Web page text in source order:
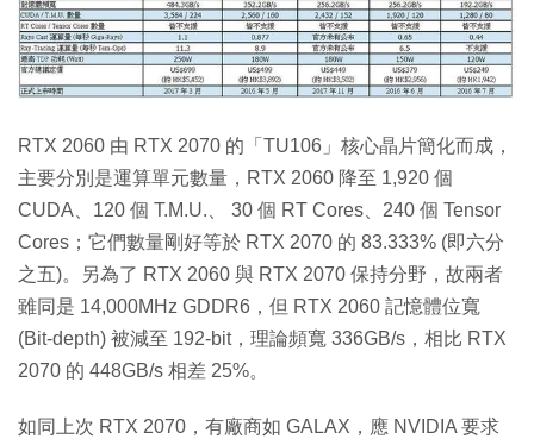
RTX 2060 由 RTX 2070 的「TU106」核心晶片簡化而成，
主要分別是運算單元數量，RTX 2060 降至 1,920 個
CUDA、120 個 T.M.U.、 30 個 RT Cores、240 個 Tensor
Cores；它們數量剛好等於 RTX 2070 的 83.333% (即六分
之五)。另為了 RTX 2060 與 RTX 2070 保持分野，故兩者
雖同是 14,000MHz GDDR6，但 RTX 2060 記憶體位寬
(Bit-depth) 被減至 192-bit，理論頻寬 336GB/s，相比 RTX
2070 的 448GB/s 相差 25%。
如同上次 RTX 2070，有廠商如 GALAX，應 NVIDIA 要求